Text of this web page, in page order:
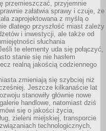
przemieszczać, przyjemnie
załatwia sprawy i czuje, że
zaprojektowana z myślą o
dlatego przyszłość miast zależy
i inwestycji, ale także od
słuchania
te elementy uda się połączyć,
stanie się nie hasłem
realną jakością codziennego
zmieniają się szybciej niż
Jeszcze kilkanaście lat
stanowiły głównie nowe
handlowe, natomiast dziś
się o jakości życia,
zieleni miejskiej, transporcie
technologicznych,